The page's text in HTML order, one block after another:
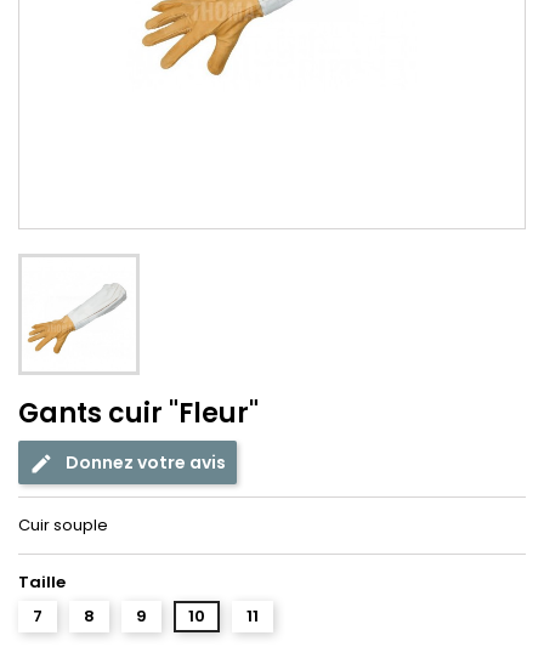
Gants cuir "Fleur"
Donnez votre avis
Cuir souple
Taille
7
8 9 10 11